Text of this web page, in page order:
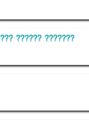
?????? ???????